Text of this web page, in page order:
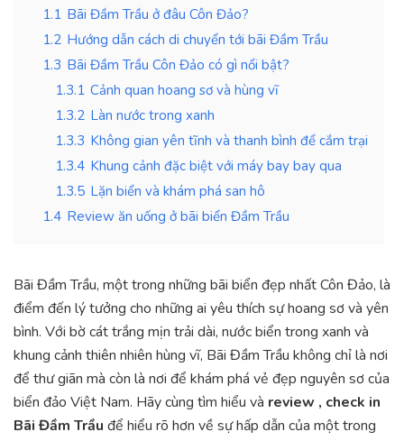
1.1 Bãi Đầm Trầu ở đâu Côn Đảo?
1.2 Hướng dẫn cách di chuyển tới bãi Đầm Trầu
1.3 Bãi Đầm Trầu Côn Đảo có gì nổi bật?
1.3.1 Cảnh quan hoang sơ và hùng vĩ
1.3.2 Làn nước trong xanh
1.3.3 Không gian yên tĩnh và thanh bình để cắm trại
1.3.4 Khung cảnh đặc biệt với máy bay bay qua
1.3.5 Lặn biển và khám phá san hô
1.4 Review ăn uống ở bãi biển Đầm Trầu
Bãi Đầm Trầu, một trong những bãi biển đẹp nhất Côn Đảo, là
điểm đến lý tưởng cho những ai yêu thích sự hoang sơ và yên
bình. Với bờ cát trắng mịn trải dài, nước biển trong xanh và
khung cảnh thiên nhiên hùng vĩ, Bãi Đầm Trầu không chỉ là nơi
để thư giãn mà còn là nơi để khám phá vẻ đẹp nguyên sơ của
biển đảo Việt Nam. Hãy cùng tìm hiểu và review , check in
Bãi Đầm Trầu để hiểu rõ hơn về sự hấp dẫn của một trong